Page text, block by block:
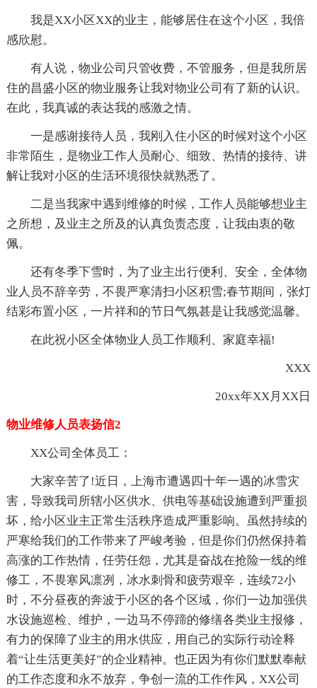
我是XX小区XX的业主，能够居住在这个小区，我倍
感欣慰。
有人说，物业公司只管收费，不管服务，但是我所居
住的昌盛小区的物业服务让我对物业公司有了新的认识。
在此，我真诚的表达我的感激之情。
一是感谢接待人员，我刚入住小区的时候对这个小区
非常陌生，是物业工作人员耐心、细致、热情的接待、讲
解让我对小区的生活环境很快就熟悉了。
二是当我家中遇到维修的时候，工作人员能够想业主
之所想，及业主之所及的认真负责态度，让我由衷的敬
佩。
还有冬季下雪时，为了业主出行便利、安全，全体物
业人员不辞辛劳，不畏严寒清扫小区积雪;春节期间，张灯
结彩布置小区，一片祥和的节日气氛甚是让我感觉温馨。
在此祝小区全体物业人员工作顺利、家庭幸福!
XXX
20xx年XX月XX日
物业维修人员表扬信2
XX公司全体员工：
大家辛苦了!近日，上海市遭遇四十年一遇的冰雪灾
害，导致我司所辖小区供水、供电等基础设施遭到严重损
坏，给小区业主正常生活秩序造成严重影响。虽然持续的
严寒给我们的工作带来了严峻考验，但是你们仍然保持着
高涨的工作热情，任劳任怨，尤其是奋战在抢险一线的维
修工，不畏寒风凛冽，冰水刺骨和疲劳艰辛，连续72小
时，不分昼夜的奔波于小区的各个区域，你们一边加强供
水设施巡检、维护，一边马不停蹄的修缮各类业主报修，
有力的保障了业主的用水供应，用自己的实际行动诠释
着“让生活更美好”的企业精神。也正因为有你们默默奉献
的工作态度和永不放弃，争创一流的工作作风，XX公司